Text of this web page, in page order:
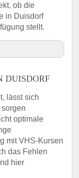
ob die
in Duisdorf
stellt.
um Duisdorf
zum
Kursen
DUISDORF
lässt sich
optimale
mit VHS-Kursen
das Fehlen
hier